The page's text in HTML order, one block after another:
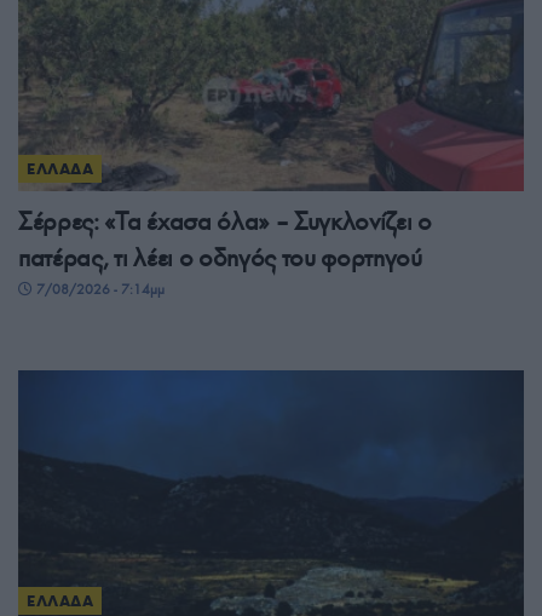
ΕΛΛΑΔΑ
Σέρρες: «Τα έχασα όλα» – Συγκλονίζει ο
πατέρας, τι λέει ο οδηγός του φορτηγού
7/08/2026 - 7:14μμ
ΕΛΛΑΔΑ